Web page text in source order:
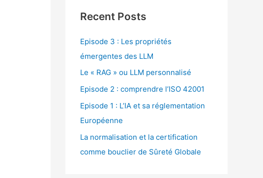
Recent Posts
Episode 3 : Les propriétés
émergentes des LLM
Le « RAG » ou LLM personnalisé
Episode 2 : comprendre l’ISO 42001
Episode 1 : L’IA et sa réglementation
Européenne
La normalisation et la certification
comme bouclier de Sûreté Globale